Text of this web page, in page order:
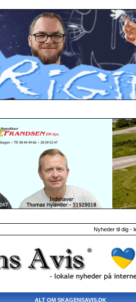
Nyheder til dig -
ALT OM SKAGENSAVIS.DK